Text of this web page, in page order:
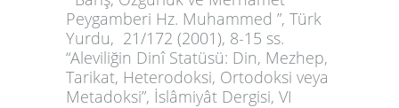
Peygamberi Hz. Muhammed ”, Türk
Yurdu, 21/172 (2001), 8-15 ss.
“Aleviliğin Dinî Statüsü: Din, Mezhep,
Tarikat, Heterodoksi, Ortodoksi veya
Metadoksi”, İslâmiyât Dergisi, VI